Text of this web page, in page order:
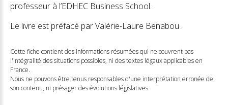
professeur à l’EDHEC Business School.
Le livre est préfacé par Valérie-Laure Benabou .
Cette fiche contient des informations résumées qui ne couvrent pas
l'intégralité des situations possibles, ni des textes légaux applicables en
France.
Nous ne pouvons être tenus responsables d'une interprétation erronée de
son contenu, ni présager des évolutions législatives.